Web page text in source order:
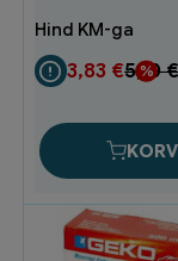
TLP503
kogus
5,10€
3,83 €